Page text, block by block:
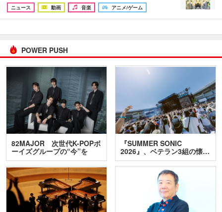
ニュース
動画 音楽 アニメ/ゲーム
POWER PUSH
82MAJOR 次世代K-POPボ
ーイズグループの“今”を
訊…
『SUMMER SONIC
2026』、ベテラン3組の懐…